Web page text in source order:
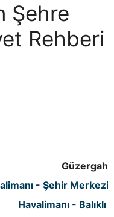
Şehre
Rehberi
Güzergah
- Şehir Merkezi
Havalimanı - Balıklı